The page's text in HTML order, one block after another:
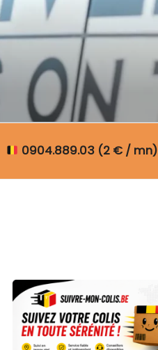
0904.889.03 (2 € / mn)